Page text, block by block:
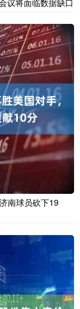
议将面临数据缺口
南球员砍下19